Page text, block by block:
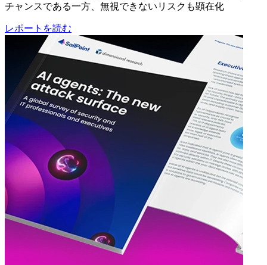
チャンスである一方、無視できないリスクも顕在化
レポートを読む